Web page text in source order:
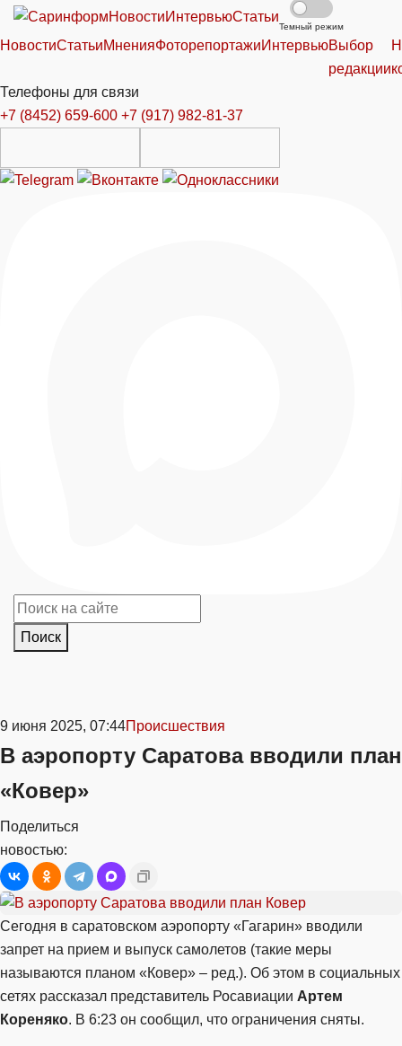
НовостиИнтервьюСтатьи
Темный режим
НовостиСтатьиМненияФоторепортажиИнтервьюВыбор
редакции
Телефоны для связи
+7 (8452) 659-600 +7 (917) 982-81-37
Поиск
9 июня 2025, 07:44Происшествия
В аэропорту Саратова вводили план
«Ковер»
Поделиться
новостью:
Сегодня в саратовском аэропорту «Гагарин» вводили
запрет на прием и выпуск самолетов (такие меры
называются планом «Ковер» – ред.). Об этом в социальных
сетях рассказал представитель Росавиации Артем
Кореняко. В 6:23 он сообщил, что ограничения сняты.